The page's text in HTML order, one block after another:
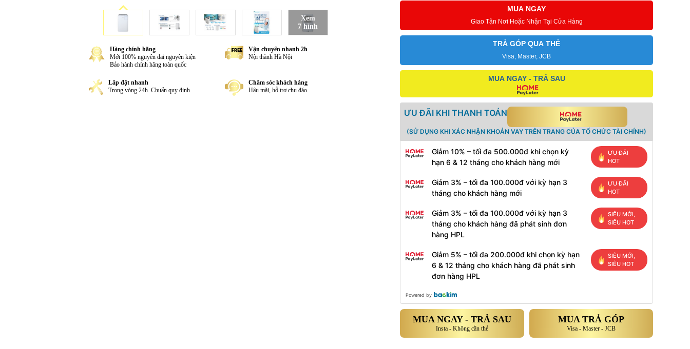
Xem
7 hình
Hàng chính hãng
Mới 100% nguyên đai nguyên kiện
Bảo hành chính hãng toàn quốc
Vận chuyển nhanh 2h
Nội thành Hà Nội
Lắp đặt nhanh
Trong vòng 24h. Chuẩn quy định
Chăm sóc khách hàng
Hậu mãi, hỗ trợ chu đáo
MUA NGAY
Giao Tận Nơi Hoặc Nhận Tại Cửa Hàng
TRẢ GÓP QUA THẺ
Visa, Master, JCB
MUA NGAY - TRẢ SAU
ƯU ĐÃI KHI THANH TOÁN
(SỬ DỤNG KHI XÁC NHẬN KHOẢN VAY TRÊN TRANG CỦA TỔ CHỨC TÀI CHÍNH)
Giảm 10% – tối đa 500.000đ khi chọn kỳ
hạn 6 & 12 tháng cho khách hàng mới
ƯU ĐÃI
HOT
Giảm 3% – tối đa 100.000đ với kỳ hạn 3
tháng cho khách hàng mới
ƯU ĐÃI
HOT
Giảm 3% – tối đa 100.000đ với kỳ hạn 3
tháng cho khách hàng đã phát sinh đơn
hàng HPL
SIÊU MỚI,
SIÊU HOT
Giảm 5% – tối đa 200.000đ khi chọn kỳ hạn
6 & 12 tháng cho khách hàng đã phát sinh
đơn hàng HPL
SIÊU MỚI,
SIÊU HOT
Powered by
MUA NGAY - TRẢ SAU
Insta - Không cần thẻ
MUA TRẢ GÓP
Visa - Master - JCB